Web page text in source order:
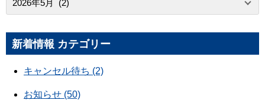
新着情報 カテゴリー
キャンセル待ち (2)
お知らせ (50)